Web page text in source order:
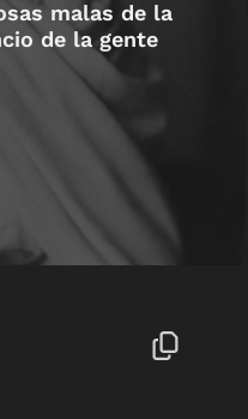
malas de la
de la gente